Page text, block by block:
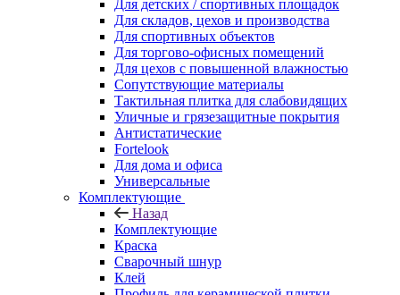
Для детских / спортивных площадок
Для складов, цехов и производства
Для спортивных объектов
Для торгово-офисных помещений
Для цехов с повышенной влажностью
Сопутствующие материалы
Тактильная плитка для слабовидящих
Уличные и грязезащитные покрытия
Антистатические
Fortelook
Для дома и офиса
Универсальные
Комплектующие
Назад
Комплектующие
Краска
Сварочный шнур
Клей